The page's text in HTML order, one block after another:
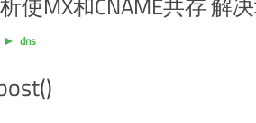
dns